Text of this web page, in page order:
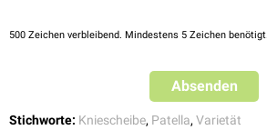
500 Zeichen verbleibend. Mindestens 5 Zeichen benötigt.
Absenden
Stichworte: Kniescheibe, Patella, Varietät